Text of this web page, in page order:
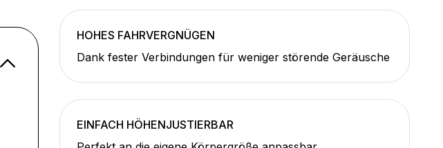
HOHES FAHRVERGNÜGEN
Dank fester Verbindungen für weniger störende Geräusche
EINFACH HÖHENJUSTIERBAR